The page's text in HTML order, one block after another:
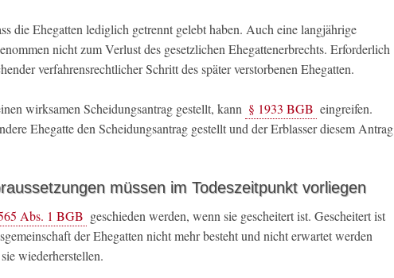
die Ehegatten lediglich getrennt gelebt haben. Auch eine langjährige
nicht zum Verlust des gesetzlichen Ehegattenerbrechts. Erforderlich
verfahrensrechtlicher Schritt des später verstorbenen Ehegatten.
wirksamen Scheidungsantrag gestellt, kann § 1933 BGB eingreifen.
Ehegatte den Scheidungsantrag gestellt und der Erblasser diesem Antrag
müssen im Todeszeitpunkt vorliegen
Abs. 1 BGB geschieden werden, wenn sie gescheitert ist. Gescheitert ist
der Ehegatten nicht mehr besteht und nicht erwartet werden
wiederherstellen.